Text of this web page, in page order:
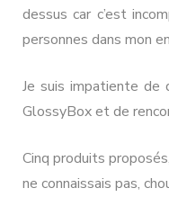
dessus car c’est
personnes dans mon
Je suis impatiente de
GlossyBox et de
Cinq produits
ne connaissais pas,